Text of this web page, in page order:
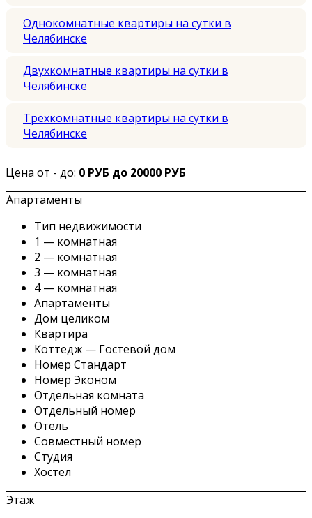
Однокомнатные квартиры на сутки в
Челябинске
Двухкомнатные квартиры на сутки в
Челябинске
Трехкомнатные квартиры на сутки в
Челябинске
Цена от - до: 0 РУБ до 20000 РУБ
Апартаменты
Тип недвижимости
1 — комнатная
2 — комнатная
3 — комнатная
4 — комнатная
Апартаменты
Дом целиком
Квартира
Коттедж — Гостевой дом
Номер Стандарт
Номер Эконом
Отдельная комната
Отдельный номер
Отель
Совместный номер
Студия
Хостел
Этаж